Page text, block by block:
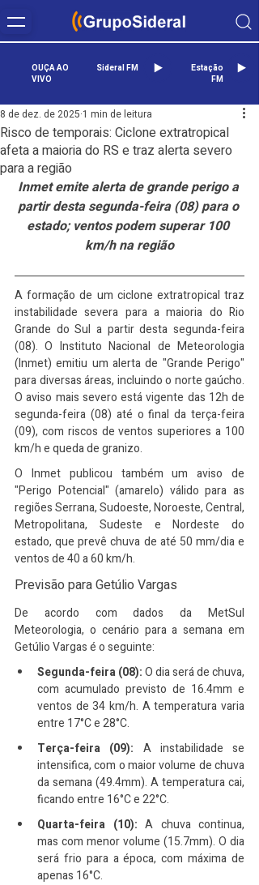
OUÇA AO
VIVO
Sideral FM
Estação
FM
Risco de temporais: Ciclone extratropical
afeta a maioria do RS e traz alerta severo
para a região
8 de dez. de 2025 1 min de leitura
Inmet emite alerta de grande perigo a
partir desta segunda-feira (08) para o
estado; ventos podem superar 100
km/h na região
A formação de um ciclone extratropical traz
instabilidade severa para a maioria do Rio
Grande do Sul a partir desta segunda-feira
(08). O Instituto Nacional de Meteorologia
(Inmet) emitiu um alerta de "Grande Perigo"
para diversas áreas, incluindo o norte gaúcho.
O aviso mais severo está vigente das 12h de
segunda-feira (08) até o final da terça-feira
(09), com riscos de ventos superiores a 100
km/h e queda de granizo.
O Inmet publicou também um aviso de
"Perigo Potencial" (amarelo) válido para as
regiões Serrana, Sudoeste, Noroeste, Central,
Metropolitana, Sudeste e Nordeste do
estado, que prevê chuva de até 50 mm/dia e
ventos de 40 a 60 km/h.
Previsão para Getúlio Vargas
De acordo com dados da MetSul
Meteorologia, o cenário para a semana em
Getúlio Vargas é o seguinte:
Segunda-feira (08): O dia será de chuva,
com acumulado previsto de 16.4mm e
ventos de 34 km/h. A temperatura varia
entre 17°C e 28°C.
Terça-feira (09): A instabilidade se
intensifica, com o maior volume de chuva
da semana (49.4mm). A temperatura cai,
ficando entre 16°C e 22°C.
Quarta-feira (10): A chuva continua,
mas com menor volume (15.7mm). O dia
será frio para a época, com máxima de
apenas 16°C.